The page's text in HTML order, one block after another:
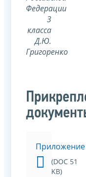
Федерации
3
класса
Д.Ю.
Григоренко
Приложение
(DOC 51
KB)